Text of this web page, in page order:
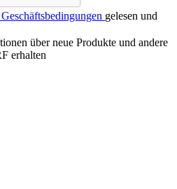
gelesen und
über neue Produkte und andere
erhalten